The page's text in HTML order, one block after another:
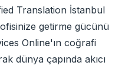
Translation İstanbul
getirme gücünü
Online'ın coğrafi
dünya çapında akıcı